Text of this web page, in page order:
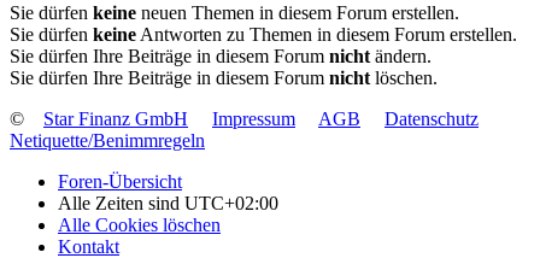
Sie dürfen keine neuen Themen in diesem Forum erstellen.
Sie dürfen keine Antworten zu Themen in diesem Forum erstellen.
Sie dürfen Ihre Beiträge in diesem Forum nicht ändern.
Sie dürfen Ihre Beiträge in diesem Forum nicht löschen.
©
Star Finanz GmbH Impressum AGB
Datenschutz
Netiquette/Benimmregeln
Foren-Übersicht
Alle Zeiten sind UTC+02:00
Alle Cookies löschen
Kontakt